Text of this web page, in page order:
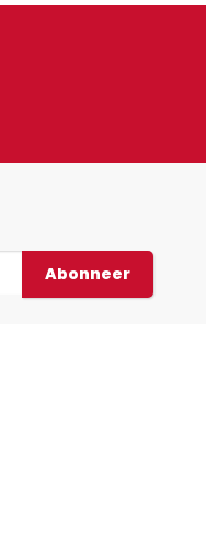
Abonneer